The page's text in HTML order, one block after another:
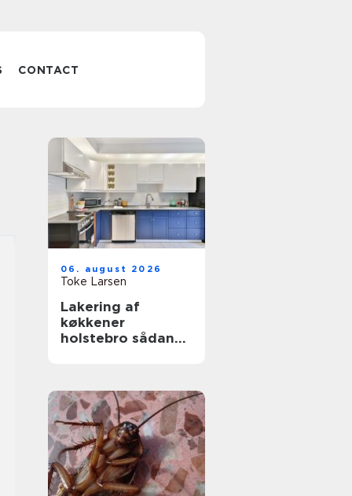
CONTACT
06. august 2026
Toke Larsen
Lakering af
køkkener
holstebro sådan